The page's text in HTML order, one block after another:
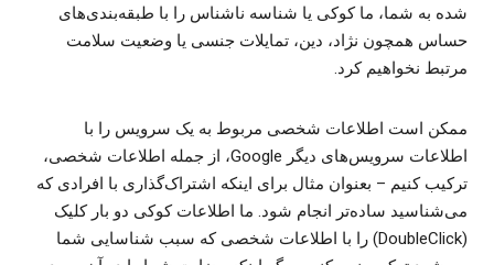
شده به شما، ما کوکی یا شناسه ناشناس را با طبقه‌بندی‌های
حساس همچون نژاد، دین، تمایلات جنسی یا وضعیت سلامت
مرتبط نخواهیم کرد.
ممکن است اطلاعات شخصی مربوط به یک سرویس را با
اطلاعات سرویس‌های دیگر Google، از جمله اطلاعات شخصی،
ترکیب کنیم – بعنوان مثال برای اینکه اشتراک‌گذاری با افرادی که
می‌شناسید ساده‌تر انجام شود. ما اطلاعات کوکی دو بار کلیک
(DoubleClick) را با اطلاعات شخصی که سبب شناسایی شما